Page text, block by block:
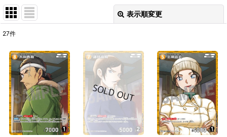
表示順変更
在庫あり
並び順:
絞り込む
27件